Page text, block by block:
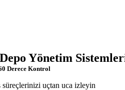
Depo Yönetim
Derece Kontrol
süreçlerinizi uçtan uca izleyin